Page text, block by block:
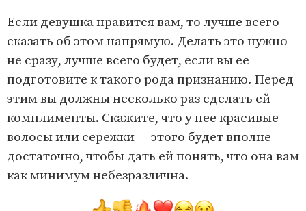
Если девушка нравится вам, то лучше всего
сказать об этом напрямую. Делать это нужно
не сразу, лучше всего будет, если вы ее
подготовите к такого рода признанию. Перед
этим вы должны несколько раз сделать ей
комплименты. Скажите, что у нее красивые
волосы или сережки — этого будет вполне
достаточно, чтобы дать ей понять, что она вам
как минимум небезразлична.